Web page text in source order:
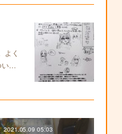
よく
い…
2021.05.09 05:03